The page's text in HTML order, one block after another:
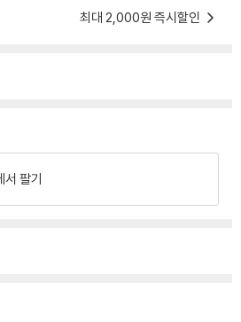
최대 2,000원 즉시할인
서 팔기